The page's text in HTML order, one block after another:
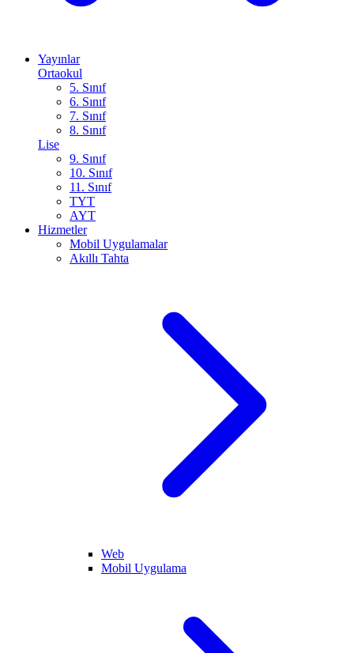
Yayınlar
Ortaokul
5. Sınıf
6. Sınıf
7. Sınıf
8. Sınıf
Lise
9. Sınıf
10. Sınıf
11. Sınıf
TYT
AYT
Hizmetler
Mobil Uygulamalar
Akıllı Tahta
Web
Mobil Uygulama